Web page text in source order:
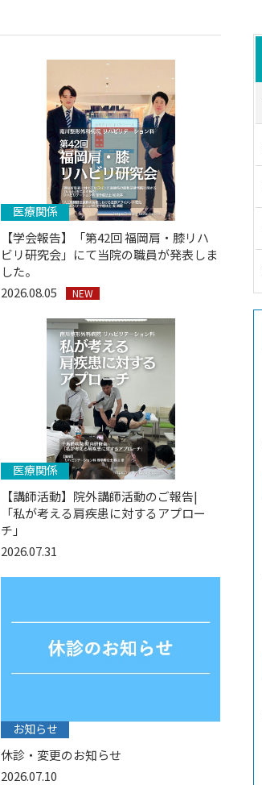
医療関係
【学会報告】「第42回 福岡肩・膝リハ
ビリ研究会」にて当院の職員が発表しま
した。
2026.08.05
NEW
医療関係
【講師活動】院外講師活動のご報告|
「私が考える肩疾患に対するアプロー
チ」
2026.07.31
お知らせ
休診・変更のお知らせ
2026.07.10